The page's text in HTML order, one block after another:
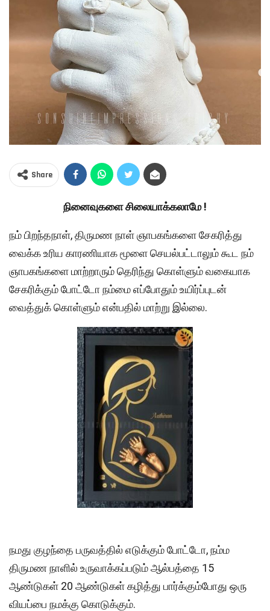
Share
நினைவுகளை சிலையாக்கலாமே !
நம் பிறந்தநாள், திருமண நாள் ஞாபகங்களை சேகரித்து
வைக்க உரிய காரணியாக மூளை செயல்பட்டாலும் கூட நம்
ஞாபகங்களை மாற்றாரும் தெரிந்து கொள்ளும் வகையாக
சேகரிக்கும் போட்டோ நம்மை எப்போதும் உயிர்ப்புடன்
வைத்துக் கொள்ளும் என்பதில் மாற்று இல்லை.
நமது குழந்தை பருவத்தில் எடுக்கும் போட்டோ, நம்ம
திருமண நாளில் உருவாக்கப்படும் ஆல்பத்தை 15
ஆண்டுகள் 20 ஆண்டுகள் கழித்து பார்க்கும்போது ஒரு
வியப்பை நமக்கு கொடுக்கும்.